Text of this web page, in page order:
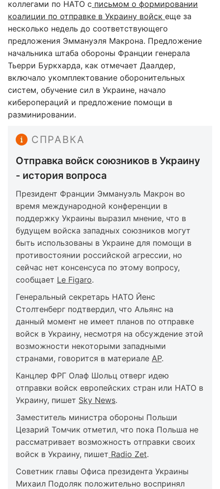
коллегами по НАТО с письмом о формировании
коалиции по отправке в Украину войск еще за
несколько недель до соответствующего
предложения Эммануэля Макрона. Предложение
начальника штаба обороны Франции генерала
Тьерри Буркхарда, как отмечает Даалдер,
включало укомплектование оборонительных
систем, обучение сил в Украине, начало
киберопераций и предложение помощи в
разминировании.
СПРАВКА
Отправка войск союзников в Украину
- история вопроса
Президент Франции Эммануэль Макрон во
время международной конференции в
поддержку Украины выразил мнение, что в
будущем войска западных союзников могут
быть использованы в Украине для помощи в
противостоянии российской агрессии, но
сейчас нет консенсуса по этому вопросу,
сообщает Le Figaro.
Генеральный секретарь НАТО Йенс
Столтенберг подтвердил, что Альянс на
данный момент не имеет планов по отправке
войск в Украину, несмотря на обсуждение этой
возможности некоторыми западными
странами, говорится в материале AP.
Канцлер ФРГ Олаф Шольц отверг идею
отправки войск европейских стран или НАТО в
Украину, пишет Sky News.
Заместитель министра обороны Польши
Цезарий Томчик отметил, что пока Польша не
рассматривает возможность отправки своих
войск в Украину, пишет Radio Zet.
Советник главы Офиса президента Украины
Михаил Подоляк положительно воспринял